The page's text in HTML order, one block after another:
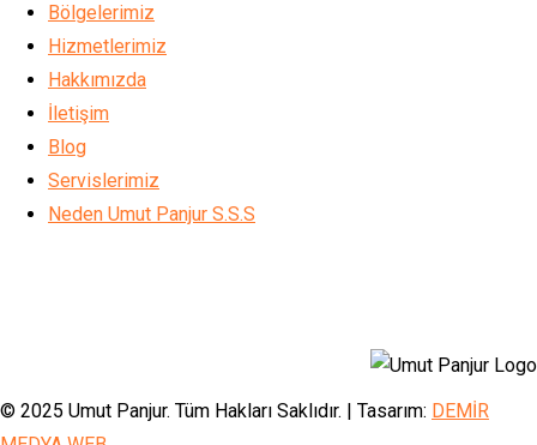
Bölgelerimiz
Hizmetlerimiz
Hakkımızda
İletişim
Blog
Servislerimiz
Neden Umut Panjur S.S.S
© 2025 Umut Panjur. Tüm Hakları Saklıdır. | Tasarım: DEMİR